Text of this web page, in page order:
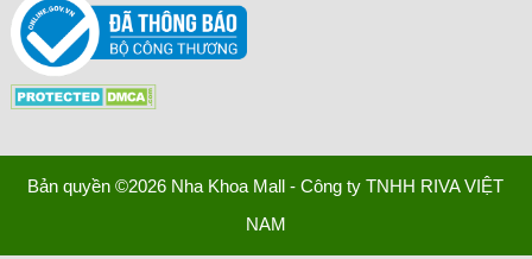
Bản quyền ©2026 Nha Khoa Mall - Công ty TNHH RIVA VIỆT
NAM